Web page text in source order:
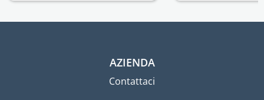
AZIENDA
Contattaci